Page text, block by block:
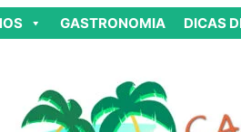
GASTRONOMIA DICAS